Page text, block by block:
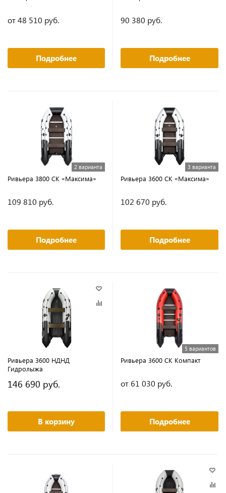
от 48 510 руб.
Подробнее
90 380 руб.
Подробнее
2 варианта
Ривьера 3800 СК «Максима»
109 810 руб.
Подробнее
3 варианта
Ривьера 3600 СК «Максима»
102 670 руб.
Подробнее
Ривьера 3600 НДНД
Гидролыжа
146 690 руб.
В корзину
5 вариантов
Ривьера 3600 СК Компакт
от 61 030 руб.
Подробнее